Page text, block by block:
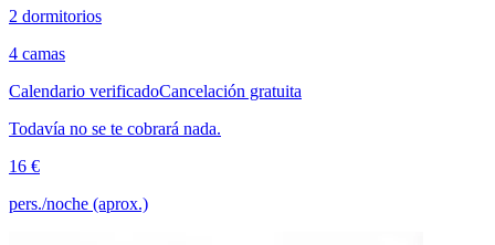
2 dormitorios
4 camas
Calendario verificadoCancelación gratuita
Todavía no se te cobrará nada.
16 €
pers./noche (aprox.)